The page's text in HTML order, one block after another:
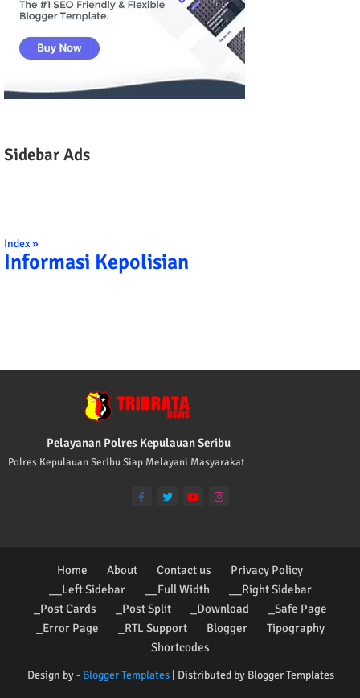
Sidebar Ads
Index »
Informasi Kepolisian
Pelayanan Polres Kepulauan Seribu
Polres Kepulauan Seribu Siap Melayani Masyarakat
Design by - Blogger Templates| Distributed by Blogger Templates
Home About Contact us
Privacy Policy
__Left Sidebar
__Full Width
__Right Sidebar
_Post Cards
_Post Split _Download
_Safe Page
_Error Page
_RTL Support Blogger
Tipography
Shortcodes